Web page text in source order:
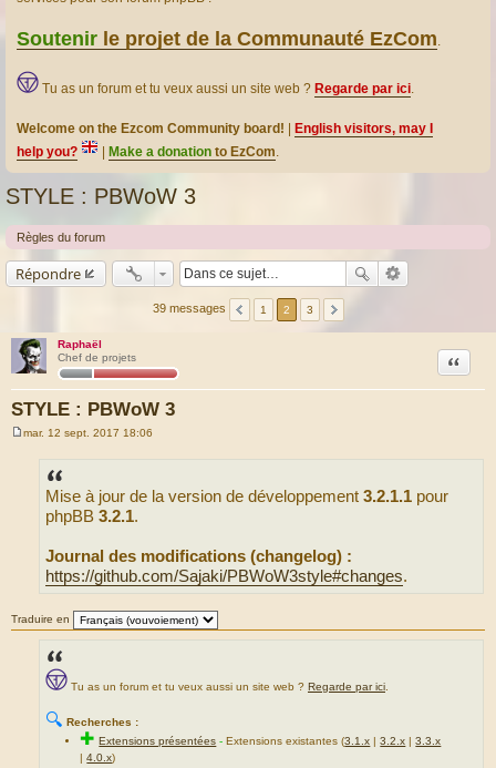
Soutenir le projet de la Communauté EzCom.
Tu as un forum et tu veux aussi un site web ? Regarde par ici.
Welcome on the Ezcom Community board!
English visitors, may I
help you?
Make a donation to EzCom.
STYLE : PBWoW 3
Règles du forum
Répondre
39 messages 1 2 3
Raphaël
Chef de projets
STYLE : PBWoW 3
Citation
mar. 12 sept. 2017 18:06
Mise à jour de la version de développement 3.2.1.1 pour
phpBB 3.2.1.
Journal des modifications (changelog) :
https://github.com/Sajaki/PBWoW3style#changes.
Traduire en
Tu as un forum et tu veux aussi un site web ? Regarde par ici
🔍 Recherches :
✚Extensions présentées -Extensions existantes (3.1.x |3.2.x |3.3.x
|4.0.x)